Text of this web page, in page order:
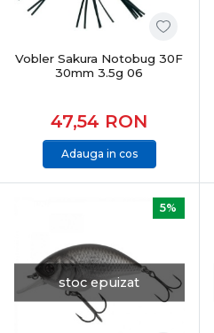
Vobler Sakura Notobug 30F
30mm 3.5g 06
47,54 RON
Adauga in cos
stoc epuizat
5%